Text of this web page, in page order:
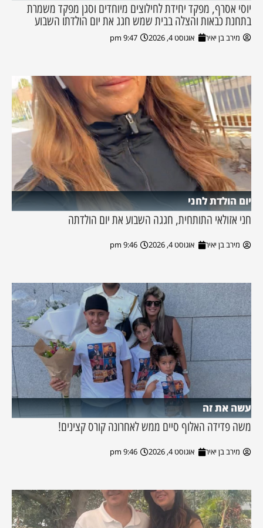
יוסי אסרף, מפקד יחידת לחילוצים מיוחדים וסגן מפקד משמרת
בתחנת כבאות והצלה בבית שמש חגג את יום הולדתו השבוע
מירב בן יאיר אוגוסט 4, 2026 9:47 pm
יום הולדת לחני
חני אזולאי התותחית, חגגה השבוע את יום הולדתה
מירב בן יאיר אוגוסט 4, 2026 9:46 pm
עשה את זה
משה פדידה האלוף סיים ממש לאחרונה קורס קצינים!
מירב בן יאיר אוגוסט 4, 2026 9:46 pm